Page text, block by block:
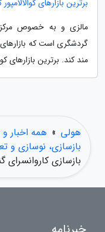
برترین بازارهای
مالزی و به خصوص مرکز
گردشگری است که
مند کند. برترین بازارهای
هولی » همه اخبار و
بازسازی، نوسازی و
بازسازی